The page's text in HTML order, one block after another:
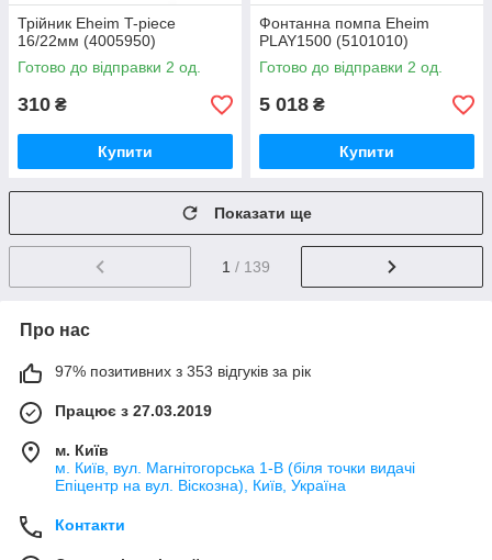
Трійник Eheim T-piece
16/22мм (4005950)
Готово до відправки 2 од.
310 ₴
Купити
Фонтанна помпа Eheim
PLAY1500 (5101010)
Готово до відправки 2 од.
5 018 ₴
Купити
Показати ще
1 / 139
Про нас
97% позитивних з 353 відгуків за рік
Працює з 27.03.2019
м. Київ
м. Київ, вул. Магнітогорська 1-В (біля точки видачі
Епіцентр на вул. Віскозна), Київ, Україна
Контакти